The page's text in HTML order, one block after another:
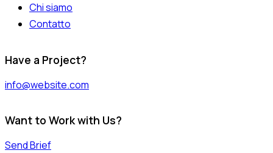
Chi siamo
Contatto
Have a Project?
info@website.com
Want to Work with Us?
Send Brief